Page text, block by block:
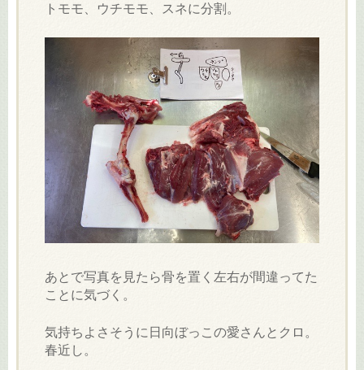
トモモ、ウチモモ、スネに分割。
あとで写真を見たら骨を置く左右が間違ってた
ことに気づく。
気持ちよさそうに日向ぼっこの愛さんとクロ。
春近し。